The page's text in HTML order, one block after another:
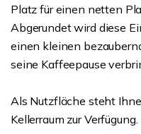
Platz für einen netten
Abgerundet wird diese
einen kleinen
seine Kaffeepause
Als Nutzfläche steht
Kellerraum zur Verfügung.